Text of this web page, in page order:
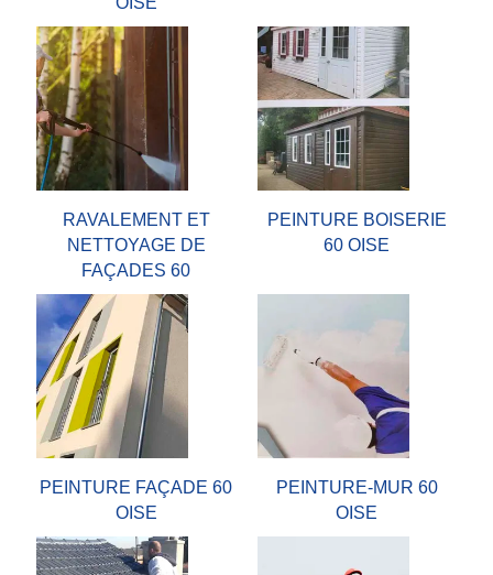
RAVALEMENT ET
NETTOYAGE DE
FAÇADES 60
PEINTURE BOISERIE
60 OISE
PEINTURE FAÇADE 60
OISE
PEINTURE-MUR 60
OISE